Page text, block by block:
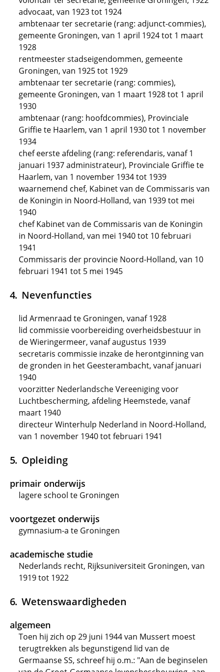
advocaat, van 1923 tot 1924
ambtenaar ter secretarie (rang: adjunct-commies),
gemeente Groningen, van 1 april 1924 tot 1 maart
1928
rentmeester stadseigendommen, gemeente
Groningen, van 1925 tot 1929
ambtenaar ter secretarie (rang: commies),
gemeente Groningen, van 1 maart 1928 tot 1 april
1930
ambtenaar (rang: hoofdcommies), Provinciale
Griffie te Haarlem, van 1 april 1930 tot 1 november
1934
chef eerste afdeling (rang: referendaris, vanaf 1
januari 1937 administrateur), Provinciale Griffie te
Haarlem, van 1 november 1934 tot 1939
waarnemend chef, Kabinet van de Commissaris van
de Koningin in Noord-Holland, van 1939 tot mei
1940
chef Kabinet van de Commissaris van de Koningin
in Noord-Holland, van mei 1940 tot 10 februari
1941
Commissaris der provincie Noord-Holland, van 10
februari 1941 tot 5 mei 1945
Nevenfuncties
lid Armenraad te Groningen, vanaf 1928
lid commissie voorbereiding overheidsbestuur in
de Wieringermeer, vanaf augustus 1939
secretaris commissie inzake de herontginning van
de gronden in het Geesterambacht, vanaf januari
1940
voorzitter Nederlandsche Vereeniging voor
Luchtbescherming, afdeling Heemstede, vanaf
maart 1940
directeur Winterhulp Nederland in Noord-Holland,
van 1 november 1940 tot februari 1941
Opleiding
primair onderwijs
lagere school te Groningen
voortgezet onderwijs
gymnasium-a te Groningen
academische studie
Nederlands recht, Rijksuniversiteit Groningen, van
1919 tot 1922
Wetenswaardigheden
algemeen
Toen hij zich op 29 juni 1944 van Mussert moest
terugtrekken als begunstigend lid van de
Germaanse SS, schreef hij o.m.: "Aan de beginselen